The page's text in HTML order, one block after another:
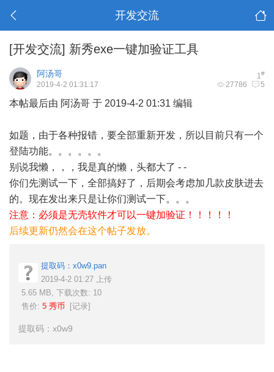
开发交流
[开发交流] 新秀exe一键加验证工具
1#
阿汤哥
27786 5
2019-4-2 01:31:17
本帖最后由 阿汤哥 于 2019-4-2 01:31 编辑
如题，由于各种报错，要全部重新开发，所以目前只有一个
登陆功能。。。。。。
别说我懒，，，我是真的懒，头都大了 - -
你们先测试一下，全部搞好了，后期会考虑加几款皮肤进去
的。现在发出来只是让你们测试一下。。。
注意：必须是无壳软件才可以一键加验证！！！！！
后续更新仍然会在这个帖子发放。
提取码：x0w9.pan
2019-4-2 01:27 上传
5.65 MB, 下载次数: 10
售价: 5 秀币 [记录]
提取码：x0w9